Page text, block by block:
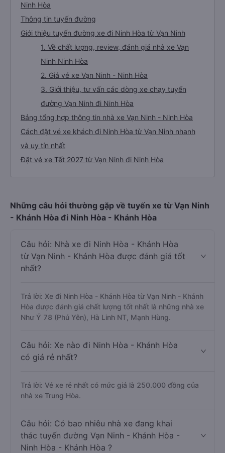
Ninh Hòa
Thông tin tuyến đường
Giới thiệu tuyến đường xe đi Ninh Hòa từ Vạn Ninh
1. Về chất lượng, review, đánh giá nhà xe Vạn
Ninh Ninh Hòa
2. Giá vé xe Vạn Ninh - Ninh Hòa
3. Giới thiệu, tư vấn các dòng xe chạy tuyến
đường Vạn Ninh đi Ninh Hòa
Bảng tổng hợp thông tin nhà xe Vạn Ninh - Ninh Hòa
Cách đặt vé xe khách đi Ninh Hòa từ Vạn Ninh nhanh
và uy tín nhất
Đặt vé xe Tết 2027 từ Vạn Ninh đi Ninh Hòa
Những câu hỏi thường gặp về tuyến xe từ Vạn Ninh
- Khánh Hòa đi Ninh Hòa - Khánh Hòa
Câu hỏi: Nhà xe đi Ninh Hòa - Khánh Hòa
từ Vạn Ninh - Khánh Hòa được đánh giá tốt
nhất?
Trả lời: Xe đi Ninh Hòa - Khánh Hòa từ Vạn Ninh - Khánh
Hòa được đánh giá chất lượng tốt nhất là những nhà xe
Như Ý 78 (Phú Yên), Hà Linh NT, Mạnh Hùng.
Câu hỏi: Xe nào đi Ninh Hòa - Khánh Hòa
có giá rẻ nhất?
Trả lời: Vé xe rẻ nhất có mức giá là 250.000 đồng của
nhà xe Trung Hòa.
Câu hỏi: Có bao nhiêu nhà xe đang khai
thác tuyến đường Vạn Ninh - Khánh Hòa -
Ninh Hòa - Khánh Hòa ?